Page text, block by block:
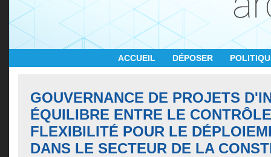
ACCUEIL DÉPOSER
GOUVERNANCE DE PROJETS
ÉQUILIBRE ENTRE LE
FLEXIBILITÉ POUR LE
DANS LE SECTEUR DE LA